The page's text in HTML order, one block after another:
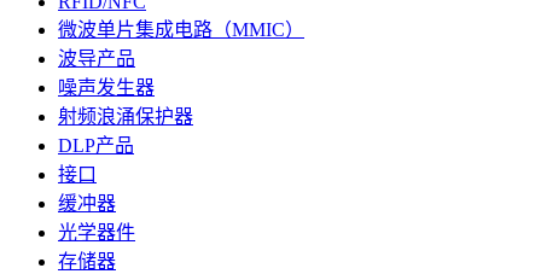
微波单片集成电路（MMIC）
波导产品
噪声发生器
射频浪涌保护器
DLP产品
接口
缓冲器
光学器件
存储器